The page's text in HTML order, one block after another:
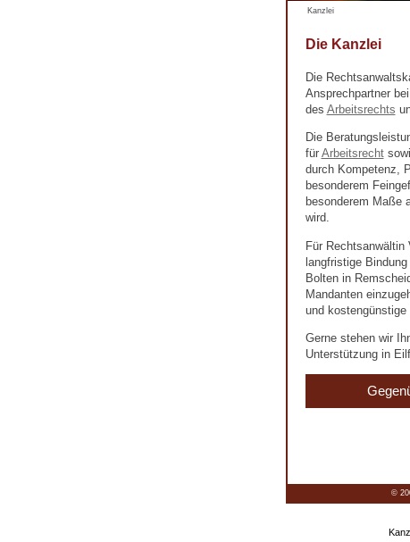
Kanzlei
Die Kanzlei
Die
Ansprechpartner
des Arbeitsrechts
Die
für Arbeitsrecht
durch Kompetenz,
besonderem
besonderem Maße
wird.
Für Rechtsanwältin
langfristige
Bolten in
Mandanten
und kostengünstige
Gerne stehen wir
Unterstützung in
©